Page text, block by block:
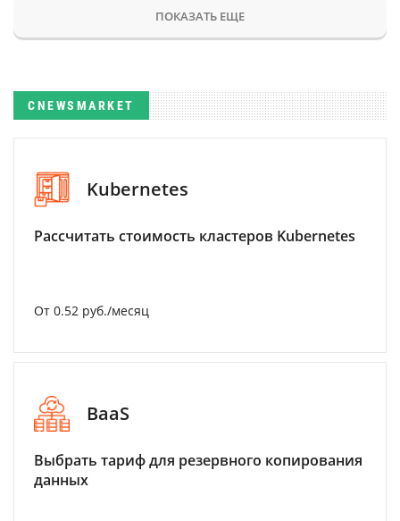
ПОКАЗАТЬ ЕЩЕ
CNEWSMARKET
Kubernetes
Рассчитать стоимость кластеров Kubernetes
От 0.52 руб./месяц
BaaS
Выбрать тариф для резервного копирования
данных